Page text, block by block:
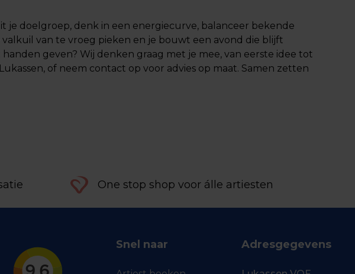
je doelgroep, denk in een energiecurve, balanceer bekende
van te vroeg pieken en je bouwt een avond die blijft
geven? Wij denken graag met je mee, van eerste idee tot
of neem contact op voor advies op maat. Samen zetten
One stop shop voor álle artiesten
Snel naar Adresgegevens